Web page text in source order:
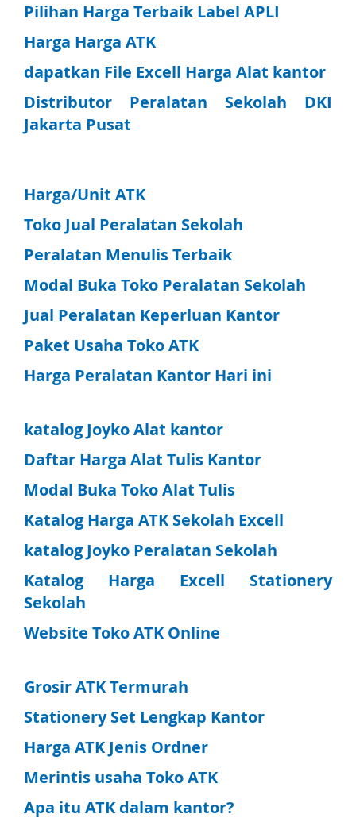
Pilihan Harga Terbaik Label APLI
Harga Harga ATK
dapatkan File Excell Harga Alat kantor
Distributor Peralatan Sekolah DKI
Jakarta Pusat
Harga/Unit ATK
Toko Jual Peralatan Sekolah
Peralatan Menulis Terbaik
Modal Buka Toko Peralatan Sekolah
Jual Peralatan Keperluan Kantor
Paket Usaha Toko ATK
Harga Peralatan Kantor Hari ini
katalog Joyko Alat kantor
Daftar Harga Alat Tulis Kantor
Modal Buka Toko Alat Tulis
Katalog Harga ATK Sekolah Excell
katalog Joyko Peralatan Sekolah
Katalog Harga Excell Stationery
Sekolah
Website Toko ATK Online
Grosir ATK Termurah
Stationery Set Lengkap Kantor
Harga ATK Jenis Ordner
Merintis usaha Toko ATK
Apa itu ATK dalam kantor?